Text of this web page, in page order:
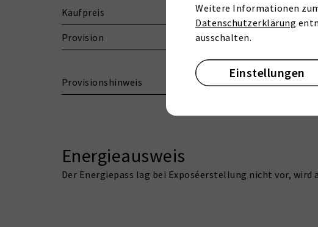
Kaufpreis
Provision
Provisionshinweis
Energieausweis
Der Energiepass lag bei Exposéerstellung nicht vor,
Weitere Informationen
Datenschutzerklärung
ausschalten.
Einstellungen